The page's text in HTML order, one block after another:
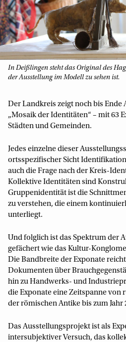
In Deißlingen steht das Original des
der Ausstellung im Modell zu sehen ist.
Der Landkreis zeigt noch bis Ende
„Mosaik der Identitäten“ – mit 63
Städten und Gemeinden.
Jedes einzelne dieser
ortsspezifischer Sicht
auch die Frage nach der Kreis-
Kollektive Identitäten sind
Gruppenidentität ist die
zu verstehen, die einem
unterliegt.
Und folglich ist das Spektrum der
gefächert wie das Kultur-
Die Bandbreite der Exponate
Dokumenten über
hin zu Handwerks- und
die Exponate eine Zeitspanne von
der römischen Antike bis zum Jahr
Das Ausstellungsprojekt ist als
intersubjektiver Versuch, das